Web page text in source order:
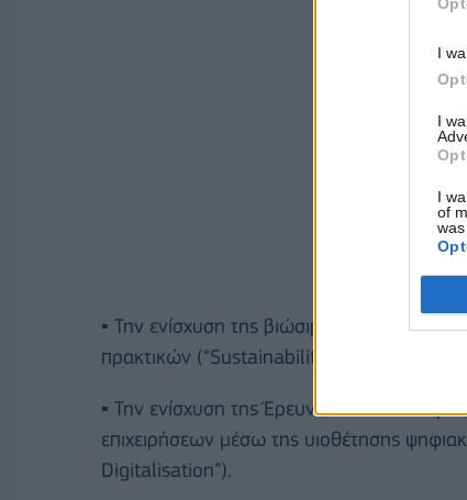
I
I
I
of
was
▪ Την ενίσχυση της βιώσιμης ανάπτυξης
πρακτικών (“Sustainability”).
▪ Την ενίσχυση της Έρευνας και
επιχειρήσεων μέσω της υιοθέτησης
Digitalisation”).